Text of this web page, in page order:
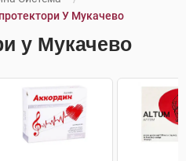
У Мукачево
у Мукачево